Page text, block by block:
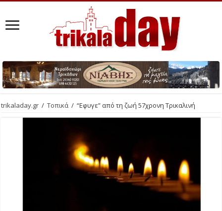
trikaladay.gr / Τοπικά / “Εφυγε” από τη ζωή 57χρονη Τρικαλινή